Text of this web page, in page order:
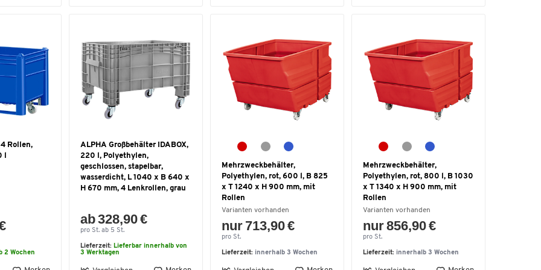
Rollen,
l
2 Wochen
ALPHA Großbehälter IDABOX,
220 l, Polyethylen,
geschlossen, stapelbar,
wasserdicht, L 1040 x B 640 x
H 670 mm, 4 Lenkrollen, grau
ab 328,90 €
pro St. ab 5 St.
Lieferzeit: Lieferbar innerhalb von
3 Werktagen
Mehrzweckbehälter,
Polyethylen, rot, 600 l, B 825
x T 1240 x H 900 mm, mit
Rollen
Varianten vorhanden
nur 713,90 €
pro St.
Lieferzeit: innerhalb 3 Wochen
Mehrzweckbehälter,
Polyethylen, rot, 800 l, B 1030
x T 1340 x H 900 mm, mit
Rollen
Varianten vorhanden
nur 856,90 €
pro St.
Lieferzeit: innerhalb 3 Wochen